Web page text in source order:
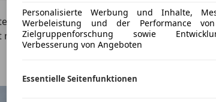
Personalisierte Werbung und Inhalte,
Werbeleistung und der Performance
Zielgruppenforschung sowie
Verbesserung von Angeboten
Essentielle Seitenfunktionen
dazu kommen Vorteile in
über kleine Wohnwagen wissen musst,